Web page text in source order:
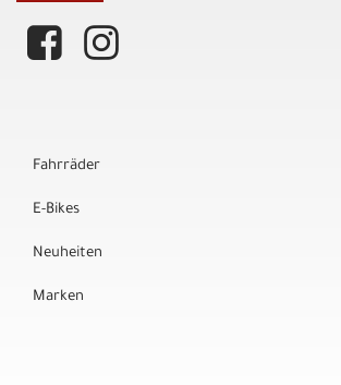
Fahrräder
E-Bikes
Neuheiten
Marken